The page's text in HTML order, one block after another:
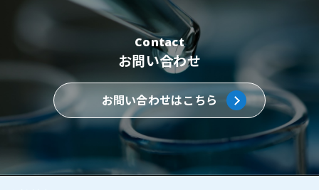
Contact
お問い合わせ
お問い合わせはこちら